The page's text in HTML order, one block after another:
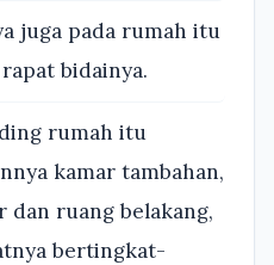
juga pada rumah itu
bidainya.
rumah itu
kamar tambahan,
dan ruang belakang,
bertingkat-